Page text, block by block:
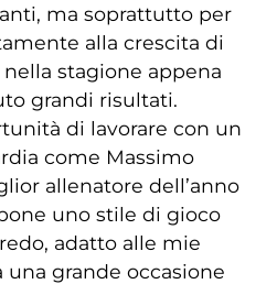
ma soprattutto per
alla crescita di
stagione appena
grandi risultati.
di lavorare con un
come Massimo
allenatore dell’anno
uno stile di gioco
adatto alle mie
una grande occasione